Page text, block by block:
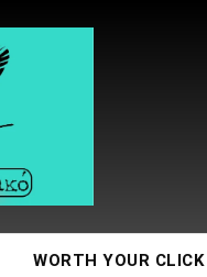
WORTH YOUR CLICK